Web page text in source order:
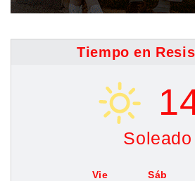
Tiempo en
Soleado
Vie Sáb